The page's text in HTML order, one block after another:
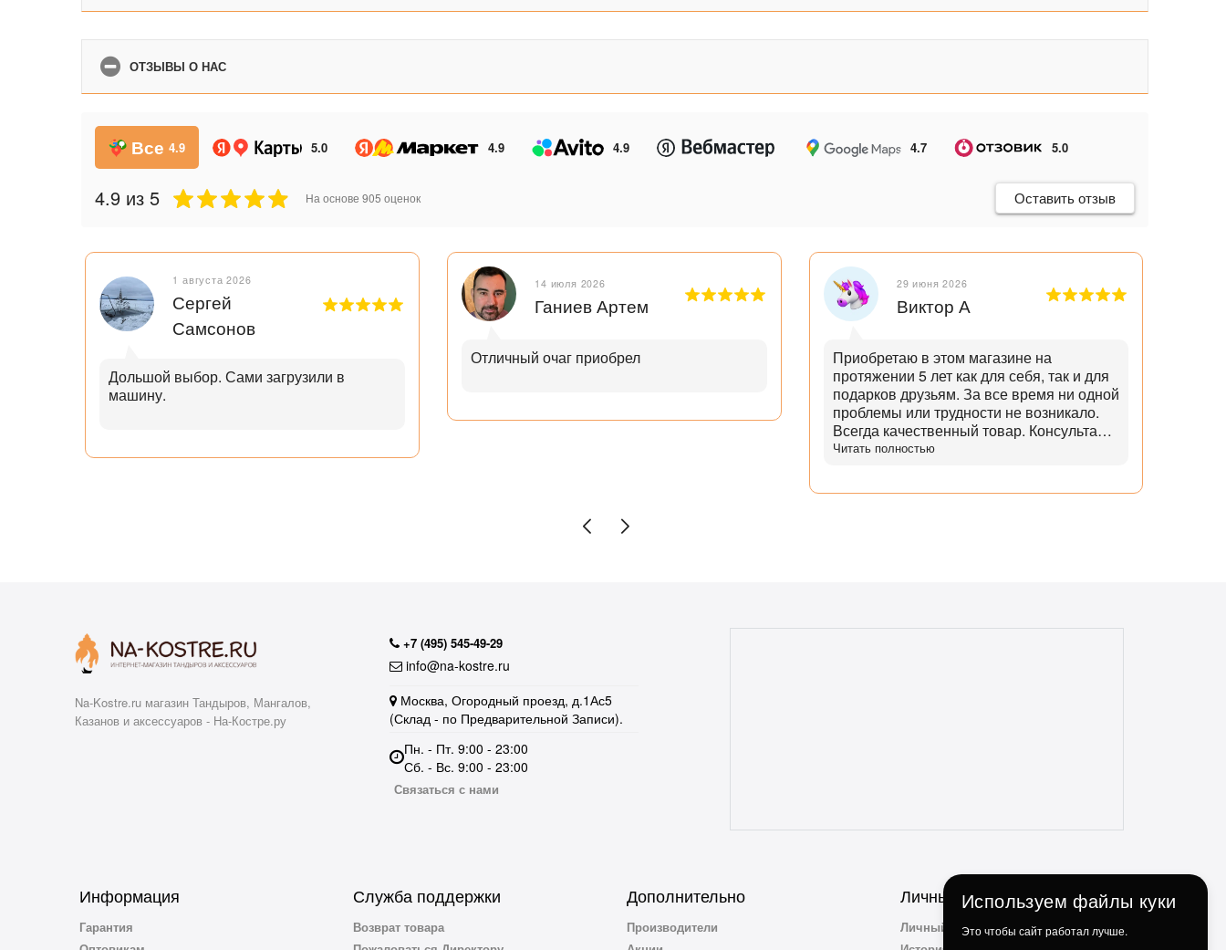
ОТЗЫВЫ О НАС
Все 4.9 5.0 4.9 4.9 4.7 5.0
4.9из 5 На основе 905 оценок Оставить отзыв
1 августа 2026
Сергей
Самсонов
Дольшой выбор. Сами загрузили в
машину.
14 июля 2026
Ганиев Артем
Отличный очаг приобрел
29 июня 2026
Виктор А
Приобретаю в этом магазине на
протяжении 5 лет как для себя, так и для
подарков друзьям. За все время ни одной
проблемы или трудности не возникало.
Всегда качественный товар. Консультант
помогает с выбором и советами. Советы
отзывчивые и опытные. Особенно
Читать полностью
Na-Kostre.ru магазин Тандыров, Мангалов,
Казанов и аксессуаров - На-Костре.ру
+7 (495) 545-49-29
info@na-kostre.ru
Москва, Огородный проезд, д.1Ас5
(Склад - по Предварительной Записи).
Пн. - Пт. 9:00 - 23:00
Сб. - Вс. 9:00 - 23:00
Связаться с нами
Информация
Гарантия
Служба поддержки
Возврат товара
Дополнительно
Производители
Личный Кабинет
Личный Кабинет
Используем файлы куки
Это чтобы сайт работал лучше.